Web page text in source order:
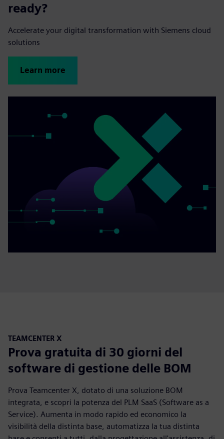
ready?
Accelerate your digital transformation with Siemens cloud
solutions
Learn more
TEAMCENTER X
Prova gratuita di 30 giorni del
software di gestione delle BOM
Prova Teamcenter X, dotato di una soluzione BOM
integrata, e scopri la potenza del PLM SaaS (Software as a
Service). Aumenta in modo rapido ed economico la
visibilità della distinta base, automatizza la tua distinta